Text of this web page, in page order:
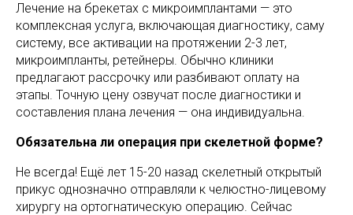
Лечение на брекетах с микроимплантами — это
комплексная услуга, включающая диагностику, саму
систему, все активации на протяжении 2-3 лет,
микроимпланты, ретейнеры. Обычно клиники
предлагают рассрочку или разбивают оплату на
этапы. Точную цену озвучат после диагностики и
составления плана лечения — она индивидуальна.
Обязательна ли операция при скелетной форме?
Не всегда! Ещё лет 15-20 назад скелетный открытый
прикус однозначно отправляли к челюстно-лицевому
хирургу на ортогнатическую операцию. Сейчас